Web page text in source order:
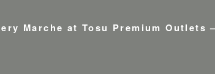
Marche at Tosu Premium Outlets